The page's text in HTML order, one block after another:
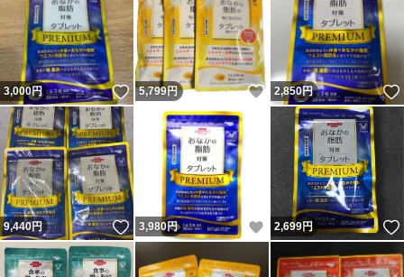
3,000円 いいね！
5,799円 いいね！
2,850円
9,440円 いいね！
3,980円 いいね！
2,699円